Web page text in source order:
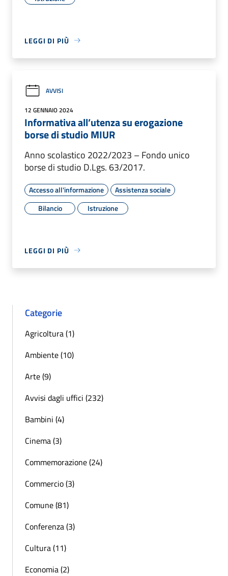
LEGGI DI PIÙ
AVVISI
12 GENNAIO 2024
Informativa all’utenza su erogazione
borse di studio MIUR
Anno scolastico 2022/2023 – Fondo unico
borse di studio D.Lgs. 63/2017.
Accesso all'informazione
Assistenza sociale
Bilancio
Istruzione
LEGGI DI PIÙ
Categorie
Agricoltura (1)
Ambiente (10)
Arte (9)
Avvisi dagli uffici (232)
Bambini (4)
Cinema (3)
Commemorazione (24)
Commercio (3)
Comune (81)
Conferenza (3)
Cultura (11)
Economia (2)